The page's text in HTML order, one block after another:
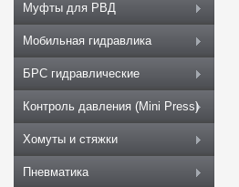
Муфты для РВД
Мобильная гидравлика
БРС гидравлические
Контроль давления (Mini Press)
Хомуты и стяжки
Пневматика